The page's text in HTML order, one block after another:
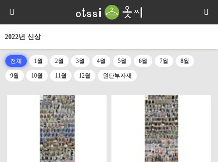
2022년 신상
전체 1월 2월 3월 4월 5월 6월 7월 8월
9월 10월 11월 12월 원단부자재